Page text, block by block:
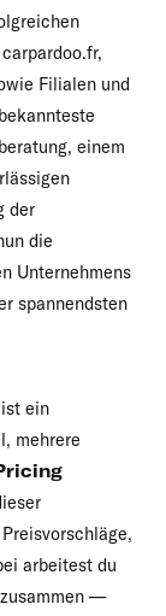
Filialen und
einem
der
die
Unternehmens
spannendsten
ein
mehrere
arbeitest du
—